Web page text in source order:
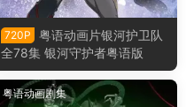
720P
粤语动画片银河护卫队
全78集 银河守护者粤语版
粤语动画剧集